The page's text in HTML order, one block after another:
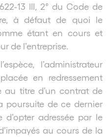
13 III, 2° du Code de
à défaut de quoi le
étant en cours et
de l’entreprise.
l’administrateur
en redressement
au titre d’un contrat de
poursuite de ce dernier
adressée par le
au cours de la